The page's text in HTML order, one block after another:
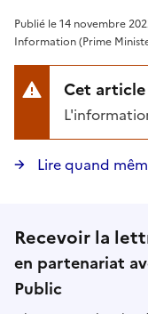
Publié le 14 novembre
Information (Prime
Cet
Lire quand
Recevoir la
en partenariat
Public